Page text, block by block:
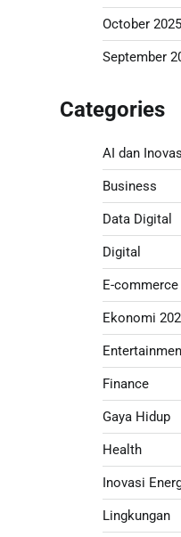
October 2025
September
Categories
AI dan
Business
Data Digital
Digital
E-commerce
Ekonomi
Finance
Gaya Hidup
Health
Inovasi
Lingkungan